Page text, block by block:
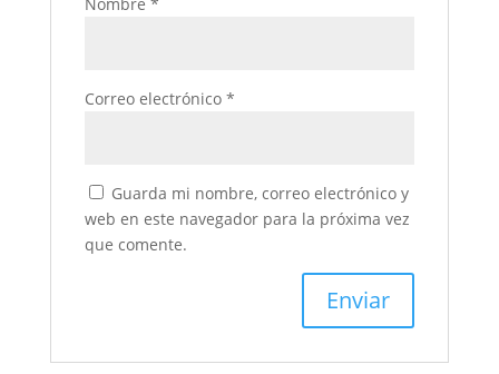
Correo electrónico *
Guarda mi nombre, correo electrónico y
web en este navegador para la próxima vez
que comente.